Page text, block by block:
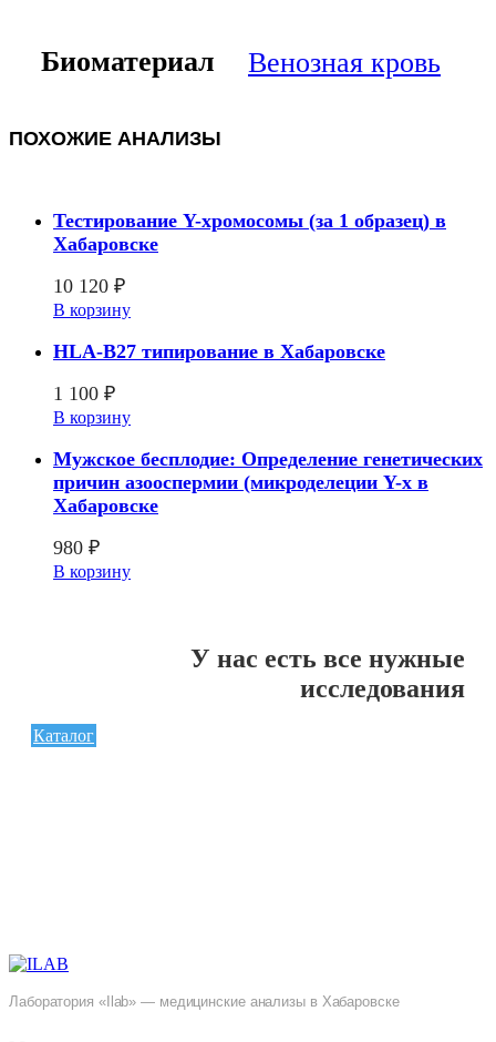
Биоматериал Венозная кровь
ПОХОЖИЕ АНАЛИЗЫ
Тестирование Y-хромосомы (за 1 образец) в
Хабаровске
10 120 ₽
В корзину
HLA-B27 типирование в Хабаровске
1 100 ₽
В корзину
Мужское бесплодие: Определение генетических
причин азооспермии (микроделеции Y-х в
Хабаровске
980 ₽
В корзину
У нас есть все нужные
исследования
Каталог
Лаборатория «Ilab» — медицинские анализы в Хабаровске